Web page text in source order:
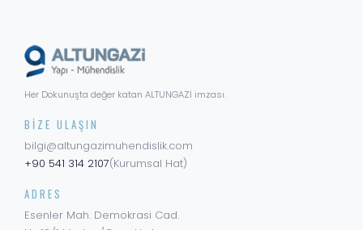
Her Dokunuşta değer katan ALTUNGAZİ imzası.
BIZE ULAŞIN
bilgi@altungazimuhendislik.com
+90 541 314 2107(Kurumsal Hat)
ADRES
Esenler Mah. Demokrasi Cad.